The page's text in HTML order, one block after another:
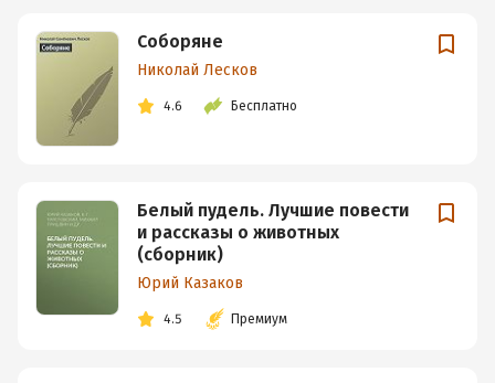
Соборяне
Николай Лесков
4.6 Бесплатно
Белый пудель. Лучшие повести
и рассказы о животных
(сборник)
Юрий Казаков
4.5 Премиум